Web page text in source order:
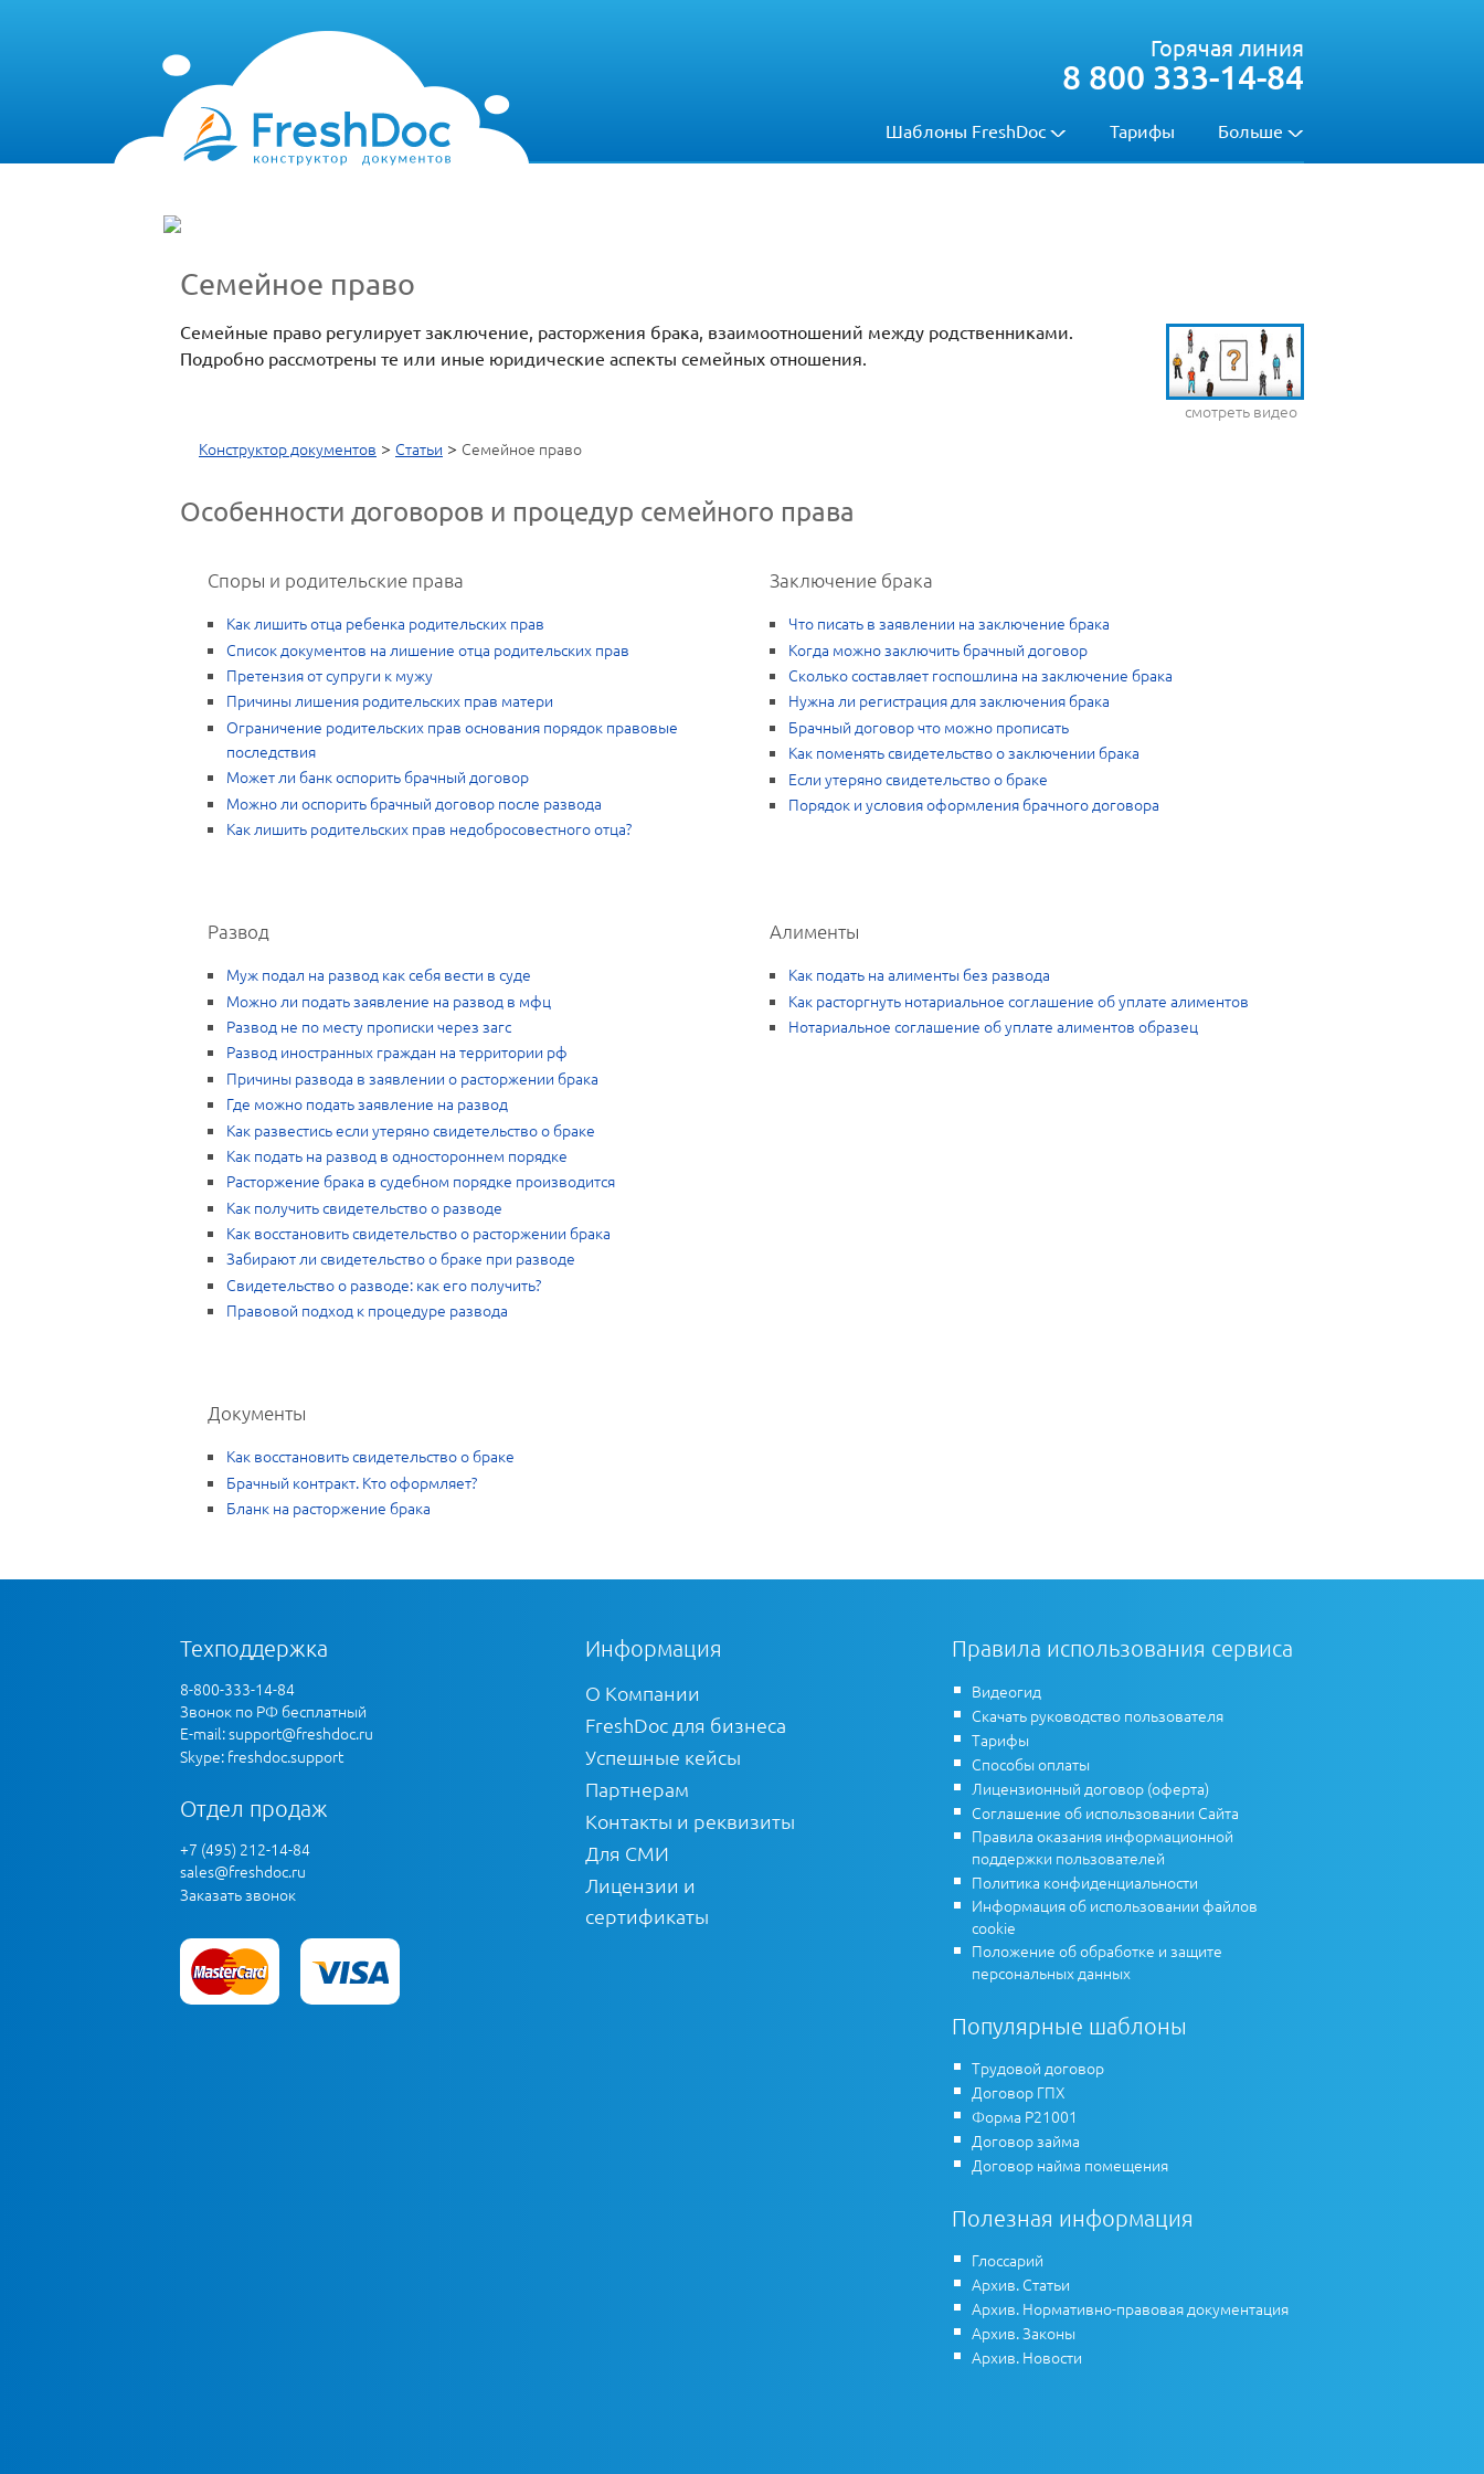
Шаблоны FreshDoc Тарифы Больше
Горячая линия
8 800 333-14-84
Семейное право
смотреть видео
Семейные право регулирует заключение, расторжения брака, взаимоотношений между родственниками.
Подробно рассмотрены те или иные юридические аспекты семейных отношения.
Конструктор документов > Статьи > Семейное право
Особенности договоров и процедур семейного права
Споры и родительские права
Как лишить отца ребенка родительских прав
Список документов на лишение отца родительских прав
Претензия от супруги к мужу
Причины лишения родительских прав матери
Ограничение родительских прав основания порядок правовые
последствия
Может ли банк оспорить брачный договор
Можно ли оспорить брачный договор после развода
Как лишить родительских прав недобросовестного отца?
Заключение брака
Что писать в заявлении на заключение брака
Когда можно заключить брачный договор
Сколько составляет госпошлина на заключение брака
Нужна ли регистрация для заключения брака
Брачный договор что можно прописать
Как поменять свидетельство о заключении брака
Если утеряно свидетельство о браке
Порядок и условия оформления брачного договора
Развод
Муж подал на развод как себя вести в суде
Можно ли подать заявление на развод в мфц
Развод не по месту прописки через загс
Развод иностранных граждан на территории рф
Причины развода в заявлении о расторжении брака
Где можно подать заявление на развод
Как развестись если утеряно свидетельство о браке
Как подать на развод в одностороннем порядке
Расторжение брака в судебном порядке производится
Как получить свидетельство о разводе
Как восстановить свидетельство о расторжении брака
Забирают ли свидетельство о браке при разводе
Свидетельство о разводе: как его получить?
Правовой подход к процедуре развода
Алименты
Как подать на алименты без развода
Как расторгнуть нотариальное соглашение об уплате алиментов
Нотариальное соглашение об уплате алиментов образец
Документы
Как восстановить свидетельство о браке
Брачный контракт. Кто оформляет?
Бланк на расторжение брака
Техподдержка
8-800-333-14-84
Звонок по РФ бесплатный
E-mail:support@freshdoc.ru
Skype: freshdoc.support
Отдел продаж
+7 (495) 212-14-84
sales@freshdoc.ru
Заказать звонок
Информация
О Компании
FreshDoc для бизнеса
Успешные кейсы
Партнерам
Контакты и реквизиты
Для СМИ
Лицензии и
сертификаты
Правила использования сервиса
Видеогид
Скачать руководство пользователя
Тарифы
Способы оплаты
Лицензионный договор (оферта)
Соглашение об использовании Сайта
Правила оказания информационной
поддержки пользователей
Политика конфиденциальности
Информация об использовании файлов
cookie
Положение об обработке и защите
персональных данных
Популярные шаблоны
Трудовой договор
Договор ГПХ
Форма Р21001
Договор займа
Договор найма помещения
Полезная информация
Глоссарий
Архив. Статьи
Архив. Нормативно-правовая документация
Архив. Законы
Архив. Новости